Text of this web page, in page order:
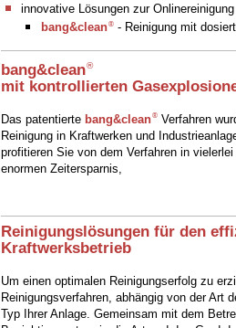
innovative Lösungen zur Onlinereinigung
bang&clean® - Reinigung mit
bang&clean®
mit kontrollierten
Das patentierte bang&clean® Verfahren
Reinigung in Kraftwerken und
profitieren Sie von dem Verfahren in
enormen Zeitersparnis,
Reinigungslösungen für den
Kraftwerksbetrieb
Um einen optimalen Reinigungserfolg zu
Reinigungsverfahren, abhängig von der Art
Typ Ihrer Anlage. Gemeinsam mit dem